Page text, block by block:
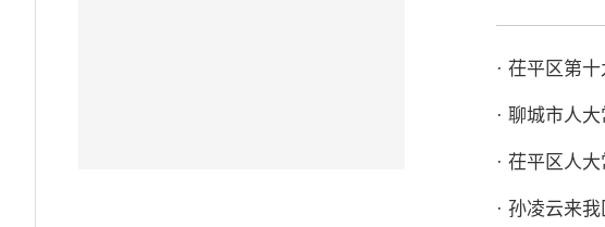
· 茌平区第
· 聊城市人
· 茌平区人
· 孙凌云来